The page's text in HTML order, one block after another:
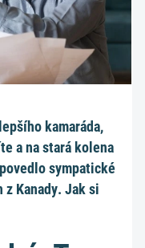
kamaráda,
a na stará kolena
sympatické
Kanady. Jak si